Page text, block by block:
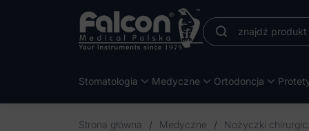
Stomatologia Medyczne Ortodoncja
Strona główna / Medyczne / Nożyczki